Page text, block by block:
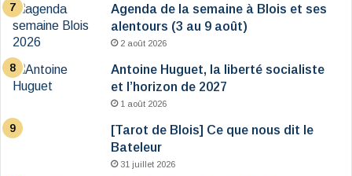
Agenda de la semaine à Blois et ses
alentours (3 au 9 août)
2 août 2026
Antoine Huguet, la liberté socialiste
et l’horizon de 2027
1 août 2026
[Tarot de Blois] Ce que nous dit le
Bateleur
31 juillet 2026